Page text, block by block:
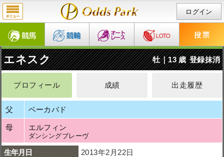
ログイン
エネスク 牡｜13 歳 登録抹消
プロフィール 成績 出走履歴
父 ベーカバド
母 エルフィン
ダンシングブレーヴ
生年月日
2013年2月22日